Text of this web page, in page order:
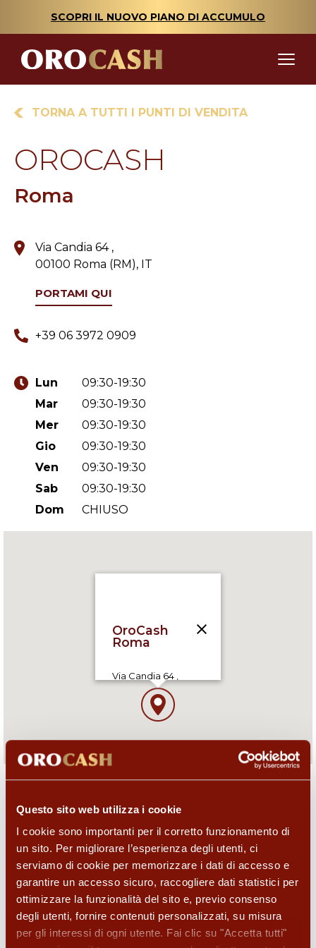
Questo sito web utilizza i cookie
I cookie sono importanti per il corretto funzionamento di
un sito. Per migliorare l’esperienza degli utenti, ci
serviamo di cookie per memorizzare i dati di accesso e
garantire un accesso sicuro, raccogliere dati statistici per
ottimizzare la funzionalità del sito e, previo consenso
degli utenti, fornire contenuti personalizzati, su misura
per gli interessi di ogni utente. Fai clic su "Accetta tutti"
SCOPRI IL NUOVO PIANO DI ACCUMULO
TORNA A TUTTI I PUNTI DI VENDITA
OROCASH
Roma
Via Candia 64 ,
00100 Roma (RM), IT
PORTAMI QUI
+39 06 3972 0909
Lun
09:30-19:30
Mar
09:30-19:30
Mer
09:30-19:30
Gio
09:30-19:30
Ven
09:30-19:30
Sab
09:30-19:30
Dom
CHIUSO
OroCash
Via Candia 64 ,
00100 Roma (RM), IT
09:30-19:30
I servizi di questo negozio